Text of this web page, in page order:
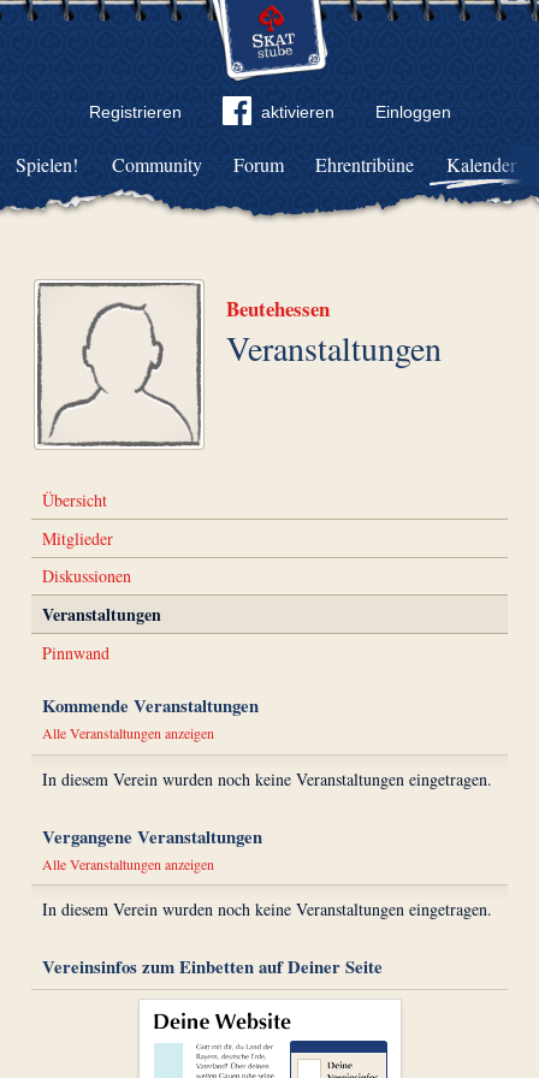
Registrieren aktivieren Einloggen
Community Forum Ehrentribüne Kalender
Spielen!
Beutehessen
Veranstaltungen
Übersicht
Mitglieder
Diskussionen
Veranstaltungen
Pinnwand
Kommende Veranstaltungen
Alle Veranstaltungen anzeigen
In diesem Verein wurden noch keine Veranstaltungen eingetragen.
Vergangene Veranstaltungen
Alle Veranstaltungen anzeigen
In diesem Verein wurden noch keine Veranstaltungen eingetragen.
Vereinsinfos zum Einbetten auf Deiner Seite